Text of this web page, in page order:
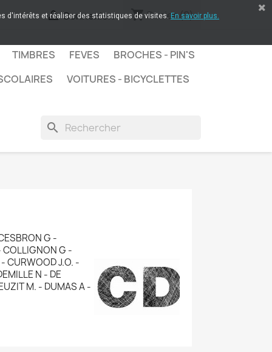
 Connexion shopping_cartPanier (0)
TIMBRES FEVES
BROCHES - PIN'S
VOITURES - BICYCLETTES
search
G -
COLLIGNON G -
CURWOOD J.O. -
N - DE
M. - DUMAS A -
d'intérêts et réaliser des statistiques de visites. En savoir plus.